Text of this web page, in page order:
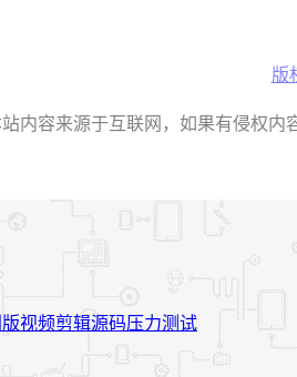
版
内容来源于互联网，如果有侵权内
视频剪辑源码压力测试